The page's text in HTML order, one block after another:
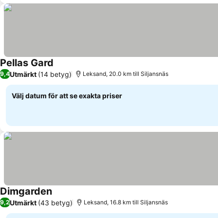
Pellas Gard
9,4Utmärkt (14 betyg) Leksand, 20.0 km till Siljansnäs
Välj datum för att se exakta priser
Dimgarden
9,2Utmärkt (43 betyg) Leksand, 16.8 km till Siljansnäs